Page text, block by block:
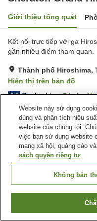
Giới thiệu tổng quát
Kết nối trực tiếp với ga
gần nhiều điểm tham quan.
Thành phố Hiroshima,
Hiển thị trên bản đồ
4.4 Tuyệt vời Đánh giá:
Tiện nghi chỗ nghỉ
Bể sục
Spa / Salon
Nhật Bản
Sheraton Grand Hiroshima Hotel
Website này sử dụng
dùng và phân tích hiệu
website của chúng tôi.
việc bạn sử dụng website
mạng xã hội, quảng cáo
sách quyền riêng tư
Không bán